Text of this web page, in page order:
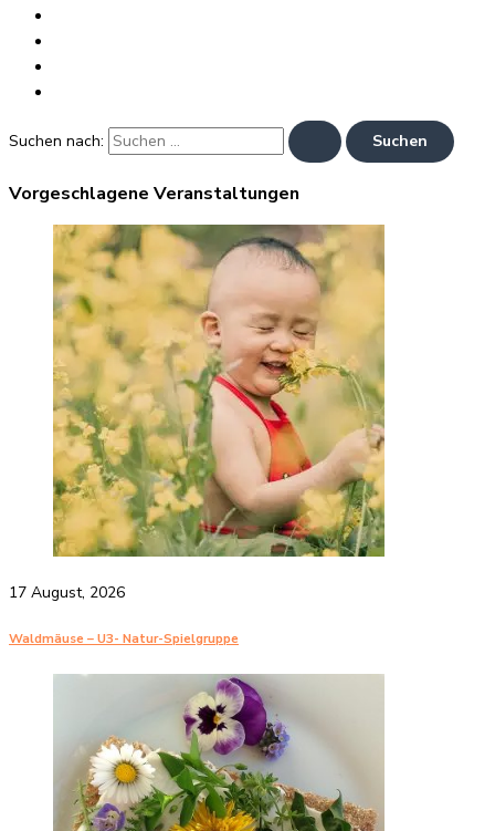
Suchen nach:
Vorgeschlagene Veranstaltungen
17 August, 2026
Waldmäuse – U3- Natur-Spielgruppe